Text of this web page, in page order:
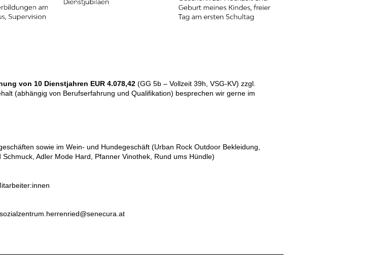
von 10 Dienstjahren EUR 4.078,42 (GG 5b – Vollzeit 39h, VSG-KV) zzgl.
(abhängig von Berufserfahrung und Qualifikation) besprechen wir gerne im
sowie im Wein- und Hundegeschäft (Urban Rock Outdoor Bekleidung,
Adler Mode Hard, Pfanner Vinothek, Rund ums Hündle)